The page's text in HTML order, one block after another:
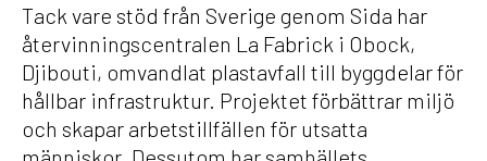
Tack vare stöd från Sverige genom Sida har
återvinningscentralen La Fabrick i Obock,
Djibouti, omvandlat plastavfall till byggdelar för
hållbar infrastruktur. Projektet förbättrar miljö
och skapar arbetstillfällen för utsatta